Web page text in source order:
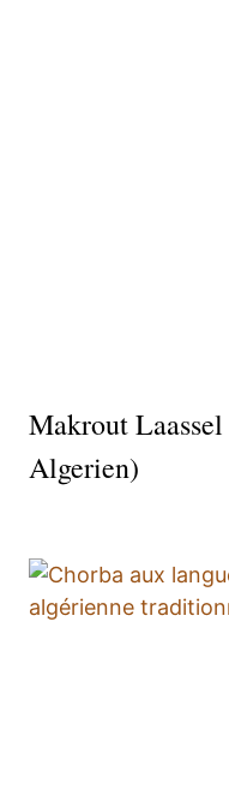
Makrout
Algerien)